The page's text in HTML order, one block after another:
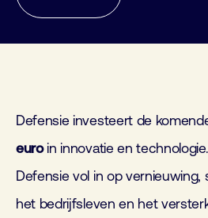
Defensie investeert de
euroin innovatie en
Defensie vol in op
het bedrijfsleven en het